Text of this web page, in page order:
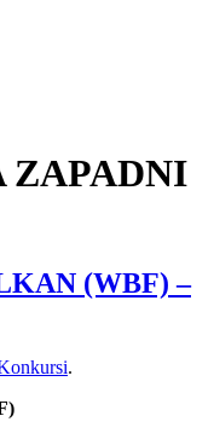
ZAPADNI
(WBF) –
.